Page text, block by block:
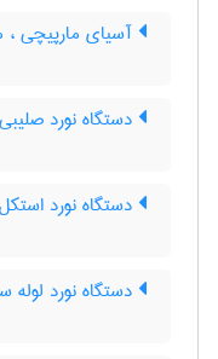
آسیای مارپیچی ،
دستگاه نورد صلیبی
دستگاه نورد استکل
دستگاه نورد لوله